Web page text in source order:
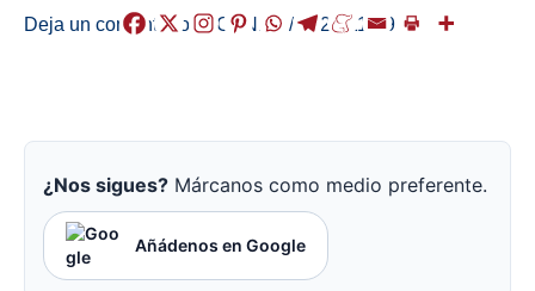
Deja un comentario /AGENDA /2022-11-29
¿Nos sigues? Márcanos como medio preferente.
Añádenos en Google